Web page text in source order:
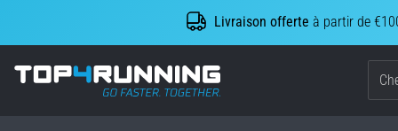
Livraison offerte à partir de
Top4Running.be